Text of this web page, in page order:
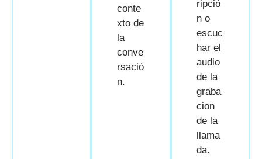
conte
xto de
la
conve
rsació
n.
ripció
n o
escuc
har el
audio
de la
graba
cion
de la
llama
da.